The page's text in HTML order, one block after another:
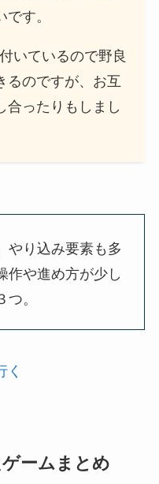
す。
いているので野良
るのですが、お互
合ったりもしまし
やり込み要素も多
作や進め方が少し
。
く
ームまとめ